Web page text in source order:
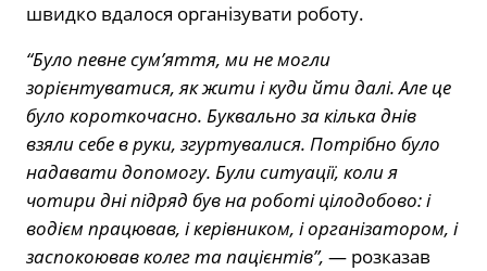
швидко вдалося організувати роботу.
“Було певне сум’яття, ми не могли
зорієнтуватися, як жити і куди йти далі. Але це
було короткочасно. Буквально за кілька днів
взяли себе в руки, згуртувалися. Потрібно було
надавати допомогу. Були ситуації, коли я
чотири дні підряд був на роботі цілодобово: і
водієм працював, і керівником, і організатором, і
заспокоював колег та пацієнтів”, — розказав